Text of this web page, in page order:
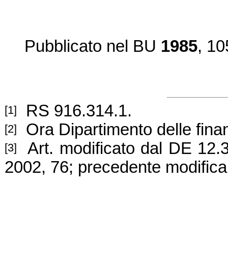
Pubblicato nel BU 1985,
[1] RS 916.314.1.
[2] Ora Dipartimento del le
[3] Art. modificato dal DE
2002, 76; precedente